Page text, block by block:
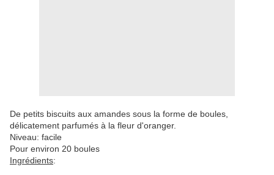
De petits biscuits aux amandes sous la forme de boules,
délicatement parfumés à la fleur d'oranger.
Niveau: facile
Pour environ 20 boules
Ingrédients: